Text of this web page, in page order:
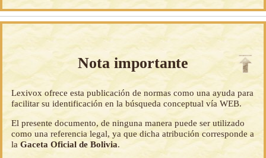
Nota importante
Lexivox ofrece esta publicación de normas como una ayuda para
facilitar su identificación en la búsqueda conceptual vía WEB.
El presente documento, de ninguna manera puede ser utilizado
como una referencia legal, ya que dicha atribución corresponde a
laGaceta Oficial de Bolivia.